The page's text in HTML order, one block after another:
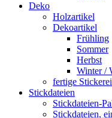
Deko
Holzartikel
Dekoartikel
Frühling
Sommer
Herbst
Winter /
fertige
Stickdateien
Stickdateien-
Stickdateien,